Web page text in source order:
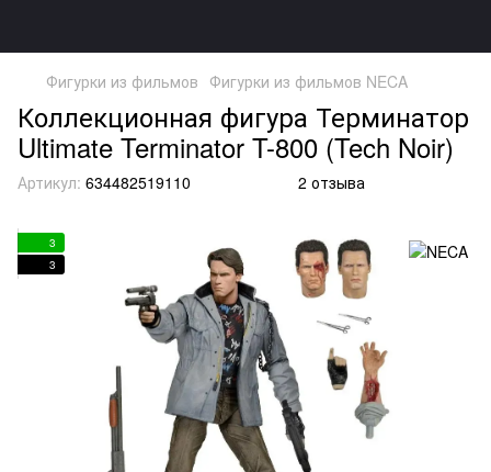
Фигурки из фильмов Фигурки из фильмов NECA
Коллекционная фигура Терминатор
Ultimate Terminator T-800 (Tech Noir)
Артикул: 634482519110 2 отзыва
3
3